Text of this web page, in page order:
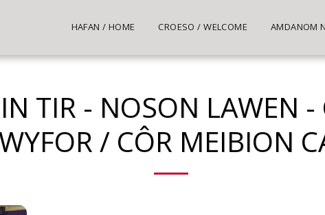
HAFAN / HOME CROESO / WELCOME AMDANOM
TIR - NOSON LAWEN
/ CÔR MEIBION